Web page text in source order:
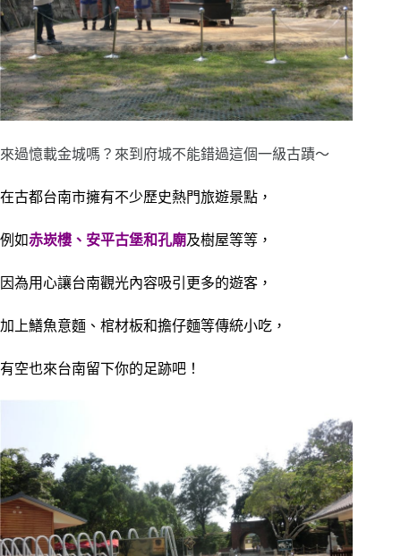
來過憶載金城嗎？來到府城不能錯過這個一級古蹟～
在古都台南市擁有不少歷史熱門旅遊景點，
例如赤崁樓 、 安平古堡和孔廟及樹屋等等，
因為用心讓台南觀光內容吸引更多的遊客，
加上鱔魚意麵、棺材板和擔仔麵等傳統小吃，
有空也來台南留下你的足跡吧！